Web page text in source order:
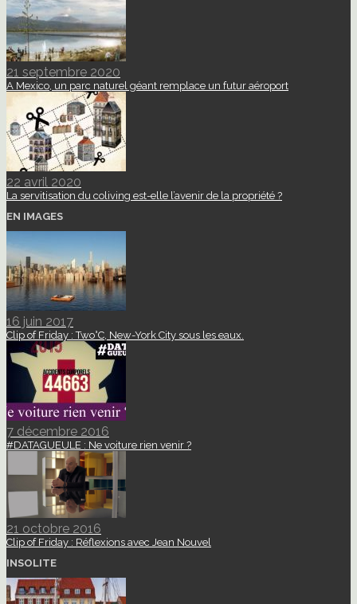
21 septembre 2020
A Mexico, un parc naturel géant remplace un futur aéroport
22 avril 2020
La servitisation du coliving est-elle l’avenir de la propriété ?
EN IMAGES
16 juin 2017
Clip of Friday : Two°C, New-York City sous les eaux.
7 décembre 2016
#DATAGUEULE : Ne voiture rien venir ?
21 octobre 2016
Clip of Friday : Réflexions avec Jean Nouvel
INSOLITE